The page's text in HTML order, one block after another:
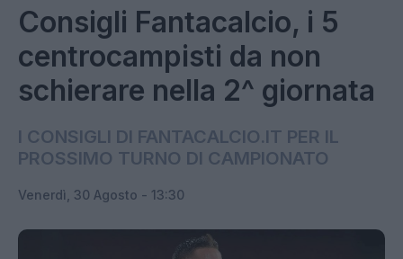
Consigli Fantacalcio, i 5
centrocampisti da non
schierare nella 2^ giornata
I CONSIGLI DI FANTACALCIO.IT PER IL
PROSSIMO TURNO DI CAMPIONATO
Venerdì, 30 Agosto - 13:30